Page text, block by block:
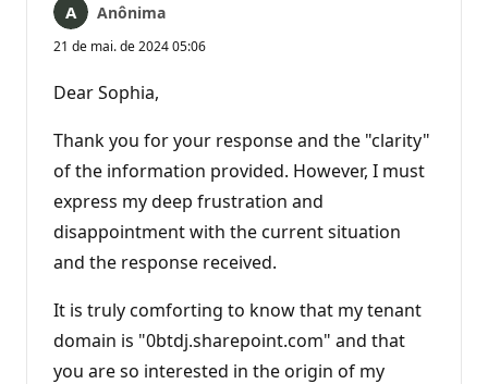
Anônima
21 de mai. de 2024 05:06
Dear Sophia,
Thank you for your response and the "clarity"
of the information provided. However, I must
express my deep frustration and
disappointment with the current situation
and the response received.
It is truly comforting to know that my tenant
domain is "0btdj.sharepoint.com" and that
you are so interested in the origin of my